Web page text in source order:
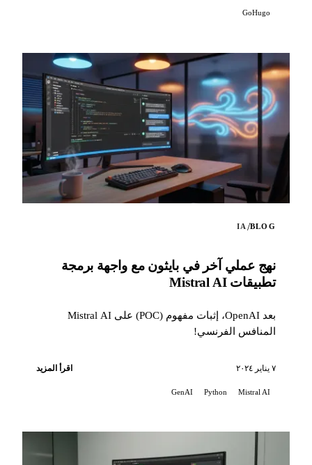
GoHugo
BLOG
/
IA
نهج عملي آخر في بايثون مع واجهة برمجة
تطبيقات Mistral AI
بعد OpenAI، إثبات مفهوم (POC) على Mistral AI
المنافس الفرنسي!
٧ يناير ٢٠٢٤ اقرأ المزيد
Mistral AI
Python
GenAI